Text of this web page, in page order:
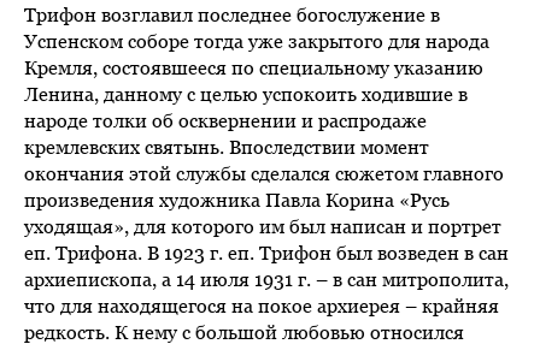
Трифон возглавил последнее богослужение в
Успенском соборе тогда уже закрытого для народа
Кремля, состоявшееся по специальному указанию
Ленина, данному с целью успокоить ходившие в
народе толки об осквернении и распродаже
кремлевских святынь. Впоследствии момент
окончания этой службы сделался сюжетом главного
произведения художника Павла Корина «Русь
уходящая», для которого им был написан и портрет
еп. Трифона. В 1923 г. еп. Трифон был возведен в сан
архиепископа, а 14 июля 1931 г. – в сан митрополита,
что для находящегося на покое архиерея – крайняя
редкость. К нему с большой любовью относился